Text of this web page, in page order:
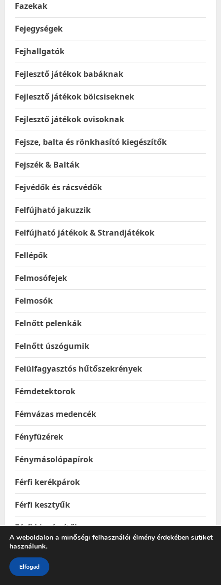
Fazekak
Fejegységek
Fejhallgatók
Fejlesztő játékok babáknak
Fejlesztő játékok bölcsiseknek
Fejlesztő játékok ovisoknak
Fejsze, balta és rönkhasító kiegészítők
Fejszék & Balták
Fejvédők és rácsvédők
Felfújható jakuzzik
Felfújható játékok & Strandjátékok
Fellépők
Felmosófejek
Felmosók
Felnőtt pelenkák
Felnőtt úszógumik
Felülfagyasztós hűtőszekrények
Fémdetektorok
Fémvázas medencék
Fényfüzérek
Fénymásolópapírok
Férfi kerékpárok
Férfi kesztyűk
Férfi kiegészítők
Férfi köntösök
Férfi övek
A weboldalon a minőségi felhasználói élmény érdekében sütiket
használunk.
Elfogad